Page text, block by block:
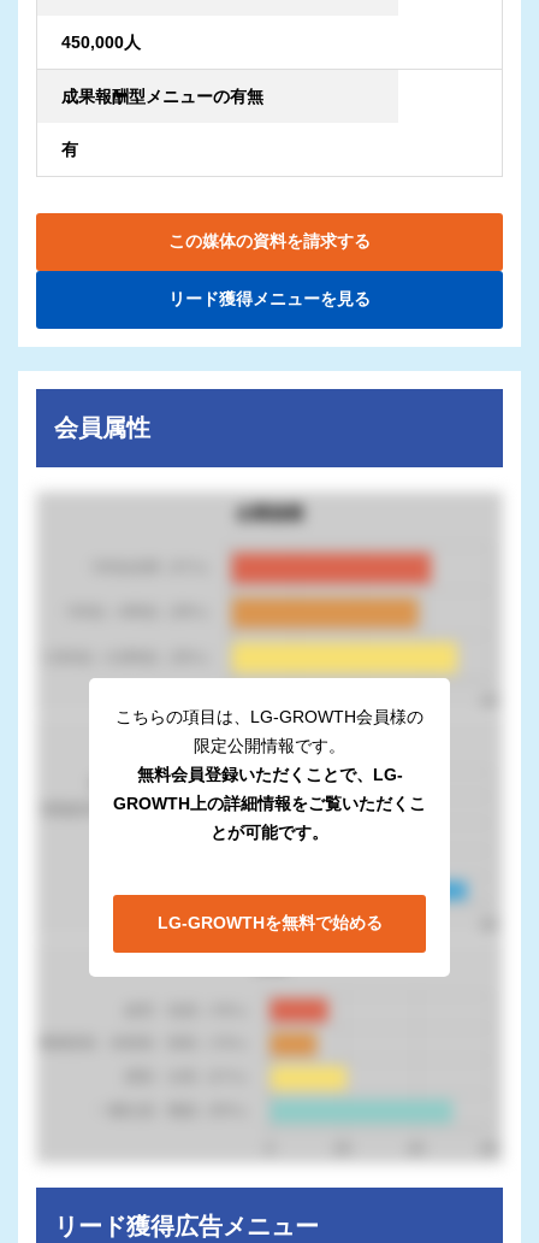
450,000人
成果報酬型メニューの有無
有
この媒体の資料を請求する
リード獲得メニューを見る
会員属性
部門
こちらの項目は、LG-GROWTH会員様の
限定公開情報です。
無料会員登録いただくことで、LG-
GROWTH上の詳細情報をご覧いただくこ
とが可能です。
LG-GROWTHを無料で始める
リード獲得広告メニュー